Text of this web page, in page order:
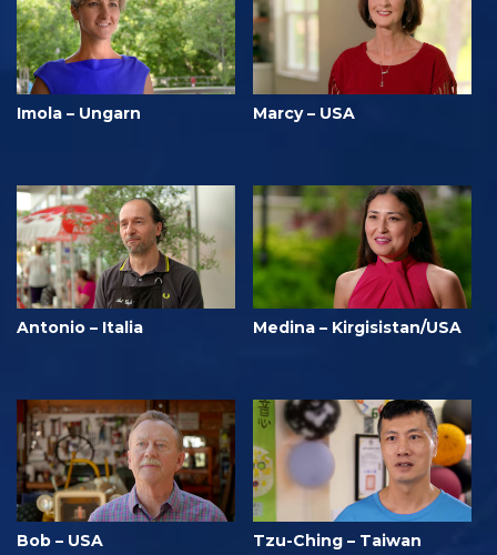
Imola – Ungarn Marcy – USA
Antonio – Italia Medina – Kirgisistan/USA
Bob – USA Tzu-Ching – Taiwan